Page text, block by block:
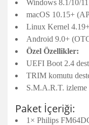
Windows 8.1/10/
macOS 10.15+
Linux Kernel
Android 9.0+
Özel Özellikler:
UEFI Boot 2.4
TRIM komutu
S.M.A.R.T. izleme
Paket İçeriği:
1× Philips